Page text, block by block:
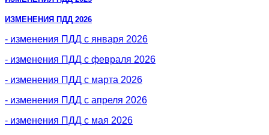
ИЗМЕНЕНИЯ ПДД 2026
- изменения ПДД с января 2026
- изменения ПДД с февраля 2026
- изменения ПДД с марта 2026
- изменения ПДД с апреля 2026
- изменения ПДД с мая 2026